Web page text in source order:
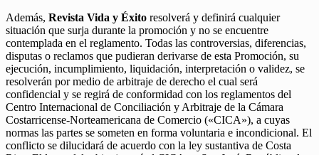
Además, Revista Vida y Éxito resolverá y definirá cualquier
situación que surja durante la promoción y no se encuentre
contemplada en el reglamento. Todas las controversias, diferencias,
disputas o reclamos que pudieran derivarse de esta Promoción, su
ejecución, incumplimiento, liquidación, interpretación o validez, se
resolverán por medio de arbitraje de derecho el cual será
confidencial y se regirá de conformidad con los reglamentos del
Centro Internacional de Conciliación y Arbitraje de la Cámara
Costarricense-Norteamericana de Comercio («CICA»), a cuyas
normas las partes se someten en forma voluntaria e incondicional. El
conflicto se dilucidará de acuerdo con la ley sustantiva de Costa